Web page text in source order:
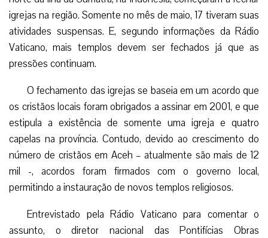
igrejas na região. Somente no mês de maio, 17 tiveram suas
atividades suspensas. E, segundo informações da Rádio
Vaticano, mais templos devem ser fechados já que as
pressões continuam.
O fechamento das igrejas se baseia em um acordo que
os cristãos locais foram obrigados a assinar em 2001, e que
estipula a existência de somente uma igreja e quatro
capelas na província. Contudo, devido ao crescimento do
número de cristãos em Aceh – atualmente são mais de 12
mil -, acordos foram firmados com o governo local,
permitindo a instauração de novos templos religiosos.
Entrevistado pela Rádio Vaticano para comentar o
assunto, o diretor nacional das Pontifícias Obras